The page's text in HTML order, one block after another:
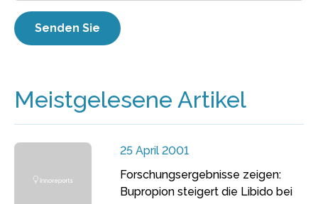
Meistgelesene Artikel
25 April 2001
Forschungsergebnisse zeigen:
Bupropion steigert die Libido bei